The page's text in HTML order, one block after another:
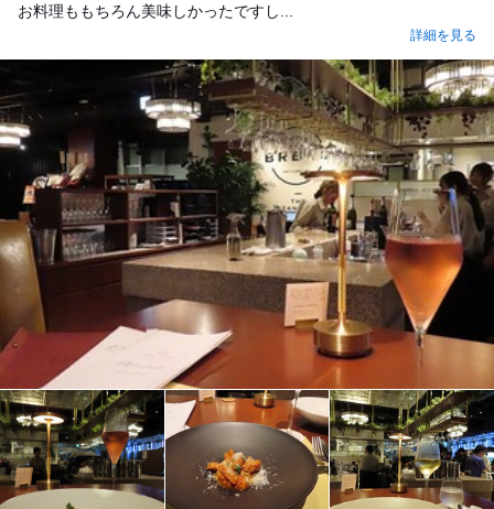
お料理ももちろん美味しかったですし...
詳細を見る